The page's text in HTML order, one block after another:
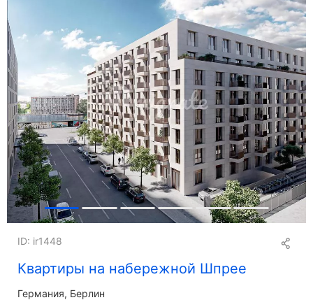
Квартиры на набережной Шпрее
ID: ir1448
Германия, Берлин